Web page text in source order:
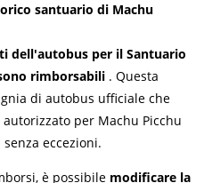
santuario di Machu
dell'autobus per il Santuario
rimborsabili . Questa
di autobus ufficiale che
per Machu Picchu
eccezioni.
è possibile modificare la